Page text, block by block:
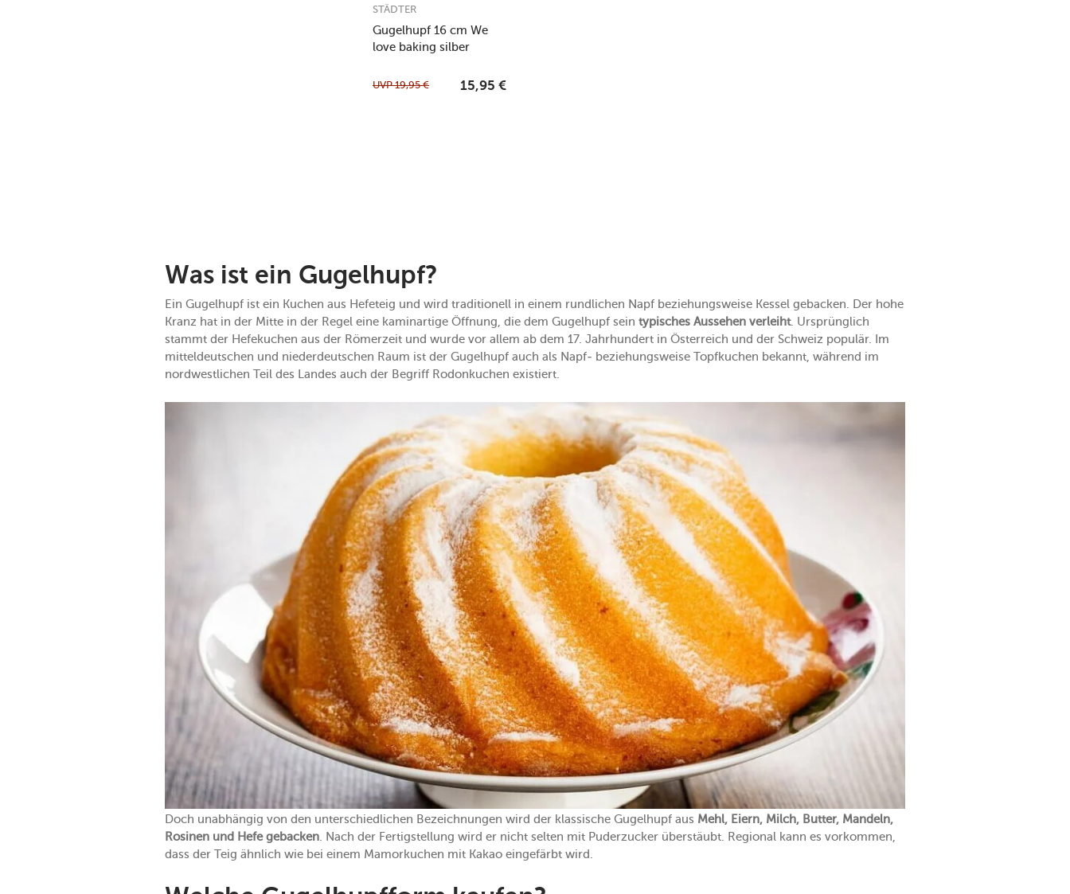
Gugelhupf 16 cm We
love baking silber
STÄDTER
UVP19,95 € 15,95 €
Was ist ein Gugelhupf?
Ein Gugelhupf ist ein Kuchen aus Hefeteig und wird traditionell in einem rundlichen Napf beziehungsweise Kessel gebacken. Der hohe
Kranz hat in der Mitte in der Regel eine kaminartige Öffnung, die dem Gugelhupf sein typisches Aussehen verleiht. Ursprünglich
stammt der Hefekuchen aus der Römerzeit und wurde vor allem ab dem 17. Jahrhundert in Österreich und der Schweiz populär. Im
mitteldeutschen und niederdeutschen Raum ist der Gugelhupf auch als Napf- beziehungsweise Topfkuchen bekannt, während im
nordwestlichen Teil des Landes auch der Begriff Rodonkuchen existiert.
Doch unabhängig von den unterschiedlichen Bezeichnungen wird der klassische Gugelhupf aus Mehl, Eiern, Milch, Butter, Mandeln,
Rosinen und Hefe gebacken. Nach der Fertigstellung wird er nicht selten mit Puderzucker überstäubt. Regional kann es vorkommen,
dass der Teig ähnlich wie bei einem Mamorkuchen mit Kakao eingefärbt wird.